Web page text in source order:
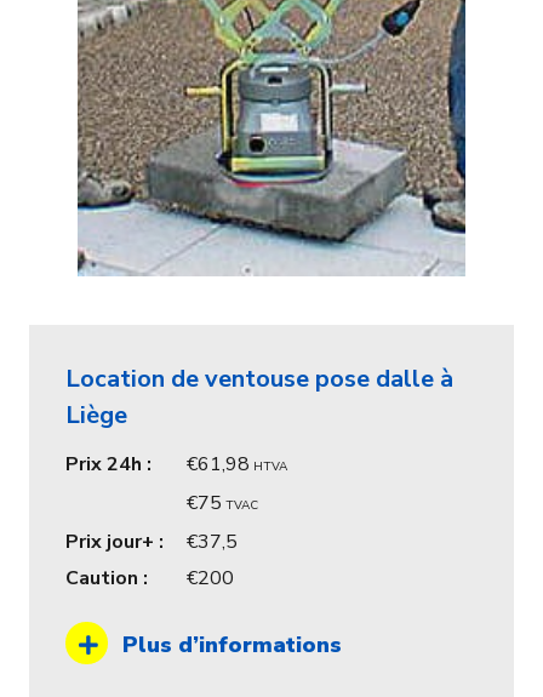
Location de ventouse pose dalle à
Liège
Prix 24h : 61,98 HTVA
75 TVAC
Prix jour+ :
37,5
Caution :
200
Plus d’informations